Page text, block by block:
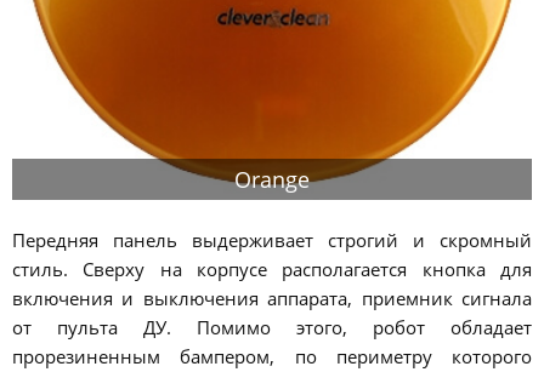
Orange
Передняя панель выдерживает строгий и скромный
стиль. Сверху на корпусе располагается кнопка для
включения и выключения аппарата, приемник сигнала
от пульта ДУ. Помимо этого, робот обладает
прорезиненным бампером, по периметру которого